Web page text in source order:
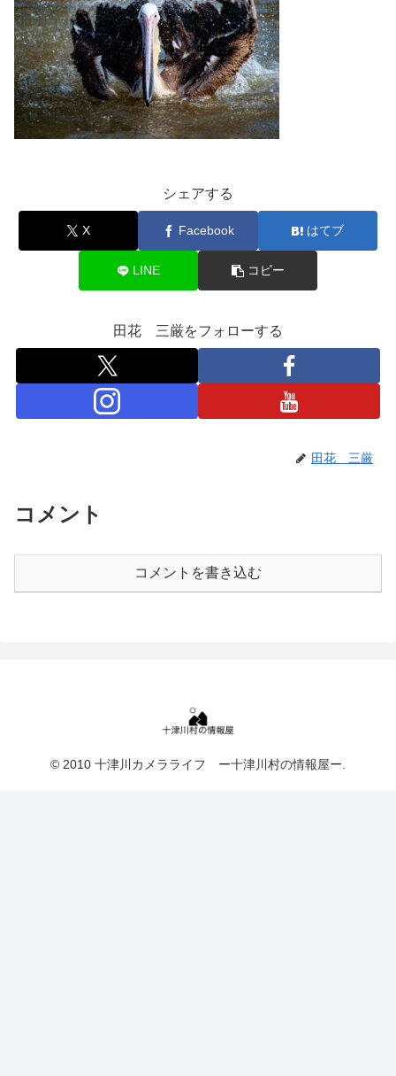
シェアする
X Facebook はてブ
LINE コピー
田花 三厳をフォローする
田花 三厳
コメント
コメントを書き込む
© 2010 十津川カメラライフ ー十津川村の情報屋ー.